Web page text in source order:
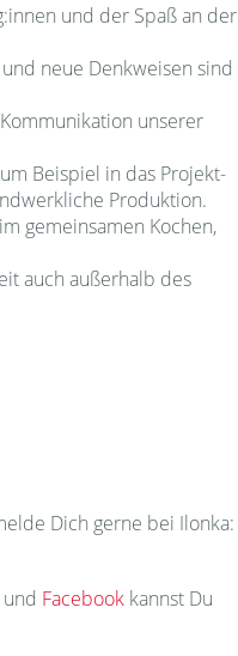
und der Spaß an der
neue Denkweisen sind
unserer
Beispiel in das Projekt-
Produktion.
gemeinsamen Kochen,
auch außerhalb des
Dich gerne bei Ilonka:
und Facebook kannst Du